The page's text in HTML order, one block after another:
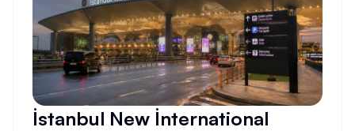
İstanbul New İnternational